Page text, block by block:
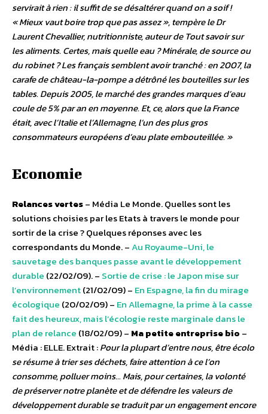
servirait à rien : il suffit de se désaltérer quand on a soif !
« Mieux vaut boire trop que pas assez », tempère le Dr
Laurent Chevallier, nutritionniste, auteur de Tout savoir sur
les aliments. Certes, mais quelle eau ? Minérale, de source ou
du robinet ? Les français semblent avoir tranché : en 2007, la
carafe de château-la-pompe a détrôné les bouteilles sur les
tables. Depuis 2005, le marché des grandes marques d’eau
coule de 5% par an en moyenne. Et, ce, alors que la France
était, avec l’Italie et l’Allemagne, l’un des plus gros
consommateurs européens d’eau plate embouteillée. »
Economie
Relances vertes– Média Le Monde. Quelles sont les
solutions choisies par les Etats à travers le monde pour
sortir de la crise ? Quelques réponses avec les
correspondants du Monde. –Au Royaume-Uni, le
sauvetage des banques passe avant le développement
durable (22/02/09). – Sortie de crise : le Japon mise sur
l’environnement(21/02/09) – En Espagne, la fin du mirage
écologique (20/02/09) – En Allemagne, la prime à la casse
fait des heureux, mais l’écologie reste marginale dans le
plan de relance (18/02/09) – Ma petite entreprise bio –
Média : ELLE. Extrait :Pour la plupart d’entre nous, être écolo
se résume à trier ses déchets, faire attention à ce l’on
consomme, polluer moins… Mais, pour certaines, la volonté
de préserver notre planète et de défendre les valeurs de
développement durable se traduit par un engagement encore